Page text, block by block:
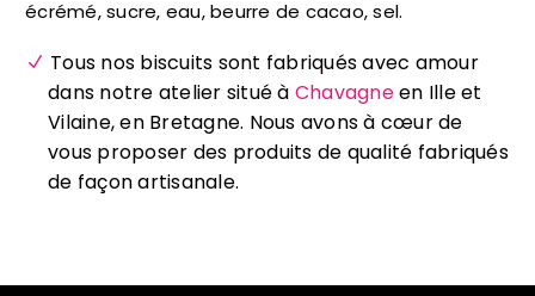
écrémé, sucre, eau, beurre de cacao, sel.
Tous nos biscuits sont fabriqués avec amour
dans notre atelier situé à Chavagneen Ille et
Vilaine, en Bretagne. Nous avons à cœur de
vous proposer des produits de qualité fabriqués
de façon artisanale.